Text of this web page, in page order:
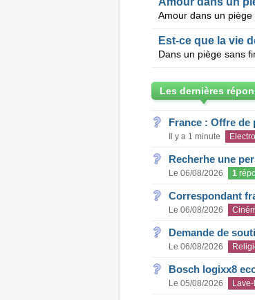
Amour dans un
Est-ce que la vie
Les dernières
France : Offre de
Il y a 1 minute
Recherhe une
Le 06/08/2026 1
Correspondant
Le 06/08/2026
Demande de
Le 06/08/2026
Bosch logixx8
Le 05/08/2026